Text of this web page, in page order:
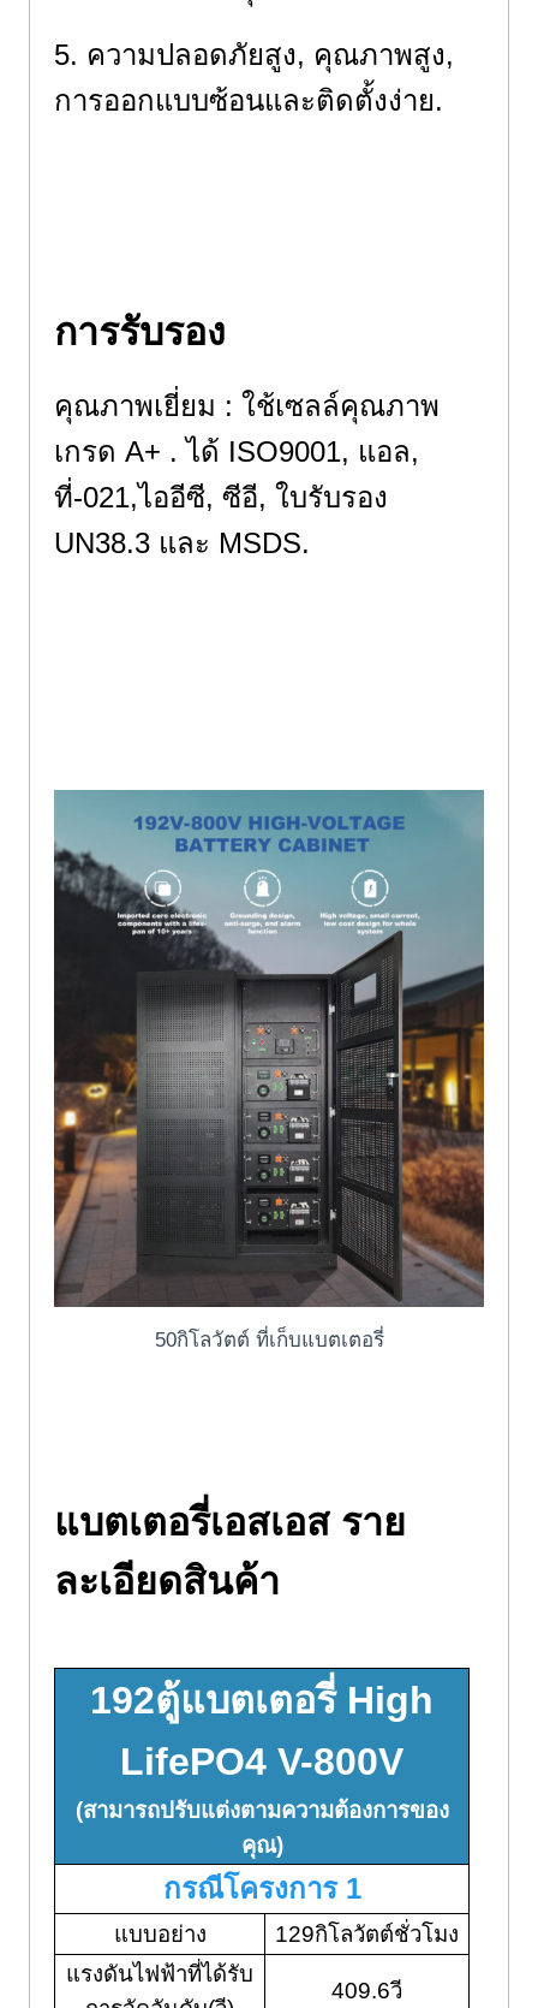
5. ความปลอดภัยสูง, คุณภาพสูง,
การออกแบบซ้อนและติดตั้งง่าย.
การรับรอง
คุณภาพเยี่ยม : ใช้เซลล์คุณภาพ
เกรด A+ . ได้ ISO9001, แอล,
ที่-021,ไออีซี, ซีอี, ใบรับรอง
UN38.3 และ MSDS.
50กิโลวัตต์ ที่เก็บแบตเตอรี่
แบตเตอรี่เอสเอส ราย
ละเอียดสินค้า
192ตู้แบตเตอรี่ High
LifePO4 V-800V
(สามารถปรับแต่งตามความต้องการของ
คุณ)
กรณีโครงการ 1
แบบอย่าง
129กิโลวัตต์ชั่วโมง
แรงดันไฟฟ้าที่ได้รับ
409.6วี